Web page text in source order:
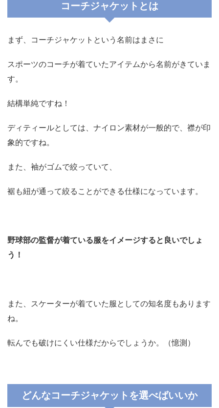
コーチジャケットとは
まず、コーチジャケットという名前はまさに
スポーツのコーチが着ていたアイテムから名前がきていま
す。
結構単純ですね！
ディティールとしては、ナイロン素材が一般的で、襟が印
象的ですね。
また、袖がゴムで絞っていて、
裾も紐が通って絞ることができる仕様になっています。
野球部の監督が着ている服をイメージすると良いでしょ
う！
また、スケーターが着ていた服としての知名度もあります
ね。
転んでも破けにくい仕様だからでしょうか。（憶測）
どんなコーチジャケットを選べばいいか